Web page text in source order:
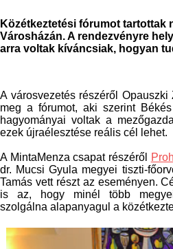
Közétkeztetési fórumot tartottak
Városházán. A rendezvényre
arra voltak kíváncsiak, hogyan
A városvezetés részéről
meg a fórumot, aki szerint
hagyományai voltak a
ezek újraélesztése reális cél lehet.
A MintaMenza csapat részéről
dr. Mucsi Gyula megyei tiszti-
Tamás vett részt az eseményen.
is az, hogy minél több
szolgálna alapanyagul a